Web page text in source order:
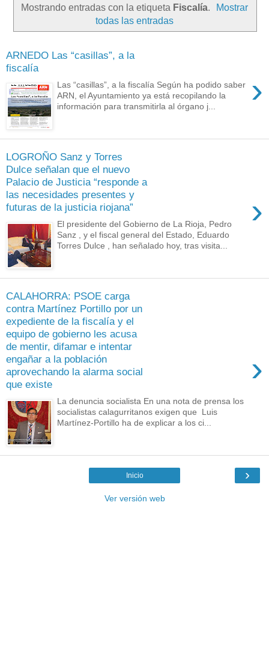
Mostrando entradas con la etiqueta Fiscalía.
Mostrar
todas las entradas
ARNEDO Las “casillas”, a la
fiscalía
›
Las “casillas”, a la fiscalía Según ha podido saber
ARN, el Ayuntamiento ya está recopilando la
información para transmitirla al órgano j...
LOGROÑO Sanz y Torres
Dulce señalan que el nuevo
Palacio de Justicia “responde a
las necesidades presentes y
futuras de la justicia riojana”
›
El presidente del Gobierno de La Rioja, Pedro
Sanz , y el fiscal general del Estado, Eduardo
Torres Dulce , han señalado hoy, tras visita...
CALAHORRA: PSOE carga
contra Martínez Portillo por un
expediente de la fiscalía y el
equipo de gobierno les acusa
de mentir, difamar e intentar
engañar a la población
aprovechando la alarma social
que existe
›
La denuncia socialista En una nota de prensa los
socialistas calagurritanos exigen que Luis
Martínez-Portillo ha de explicar a los ci...
›
Inicio
Ver versión web